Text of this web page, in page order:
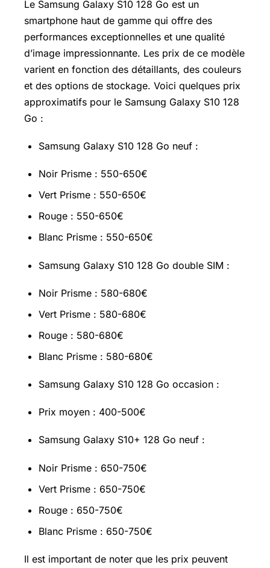
Le Samsung Galaxy S10 128 Go est un
smartphone haut de gamme qui offre des
performances exceptionnelles et une qualité
d’image impressionnante. Les prix de ce modèle
varient en fonction des détaillants, des couleurs
et des options de stockage. Voici quelques prix
approximatifs pour le Samsung Galaxy S10 128
Go :
Samsung Galaxy S10 128 Go neuf :
Noir Prisme : 550-650€
Vert Prisme : 550-650€
Rouge : 550-650€
Blanc Prisme : 550-650€
Samsung Galaxy S10 128 Go double SIM :
Noir Prisme : 580-680€
Vert Prisme : 580-680€
Rouge : 580-680€
Blanc Prisme : 580-680€
Samsung Galaxy S10 128 Go occasion :
Prix moyen : 400-500€
Samsung Galaxy S10+ 128 Go neuf :
Noir Prisme : 650-750€
Vert Prisme : 650-750€
Rouge : 650-750€
Blanc Prisme : 650-750€
Il est important de noter que les prix peuvent